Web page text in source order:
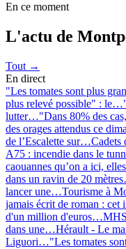
En ce moment
L'actu de
Tout →
En direct
"Les tomates sont plus
plus relevé possible" : le…
lutter…"Dans 80% des
des orages attendus ce
de l’Escalette sur…Cadets
A75 : incendie dans le
caouannes qu’on a ici,
dans un ravin de 20
lancer une…Tourisme à
jamais écrit de roman :
d'un million d'euros…
dans une…Hérault - Le
Liguori…"Les tomates